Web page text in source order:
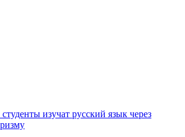
изучат русский язык через